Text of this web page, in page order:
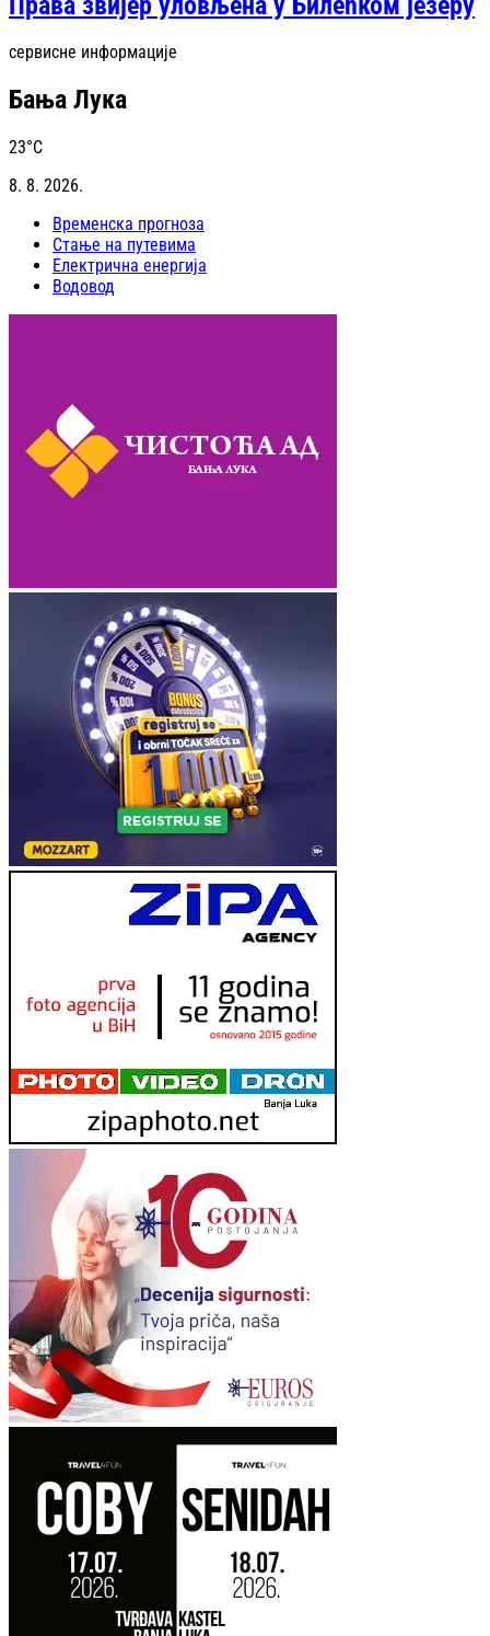
сервисне информације
Бања Лука
23°C
8. 8. 2026.
Временска прогноза
Стање на путевима
Електрична енергија
Водовод